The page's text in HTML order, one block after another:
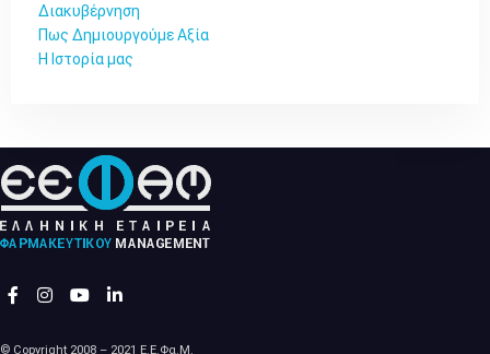
Διακυβέρνηση
Πως Δημιουργούμε Αξία
Η Ιστορία μας
© Copyright 2008 – 2021 Ε.Ε.Φα.Μ.